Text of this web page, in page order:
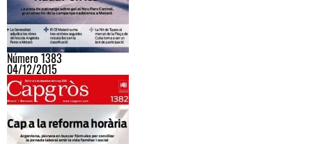
Número 1383
04/12/2015